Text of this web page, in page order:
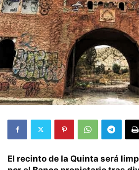
El recinto de la Quinta será